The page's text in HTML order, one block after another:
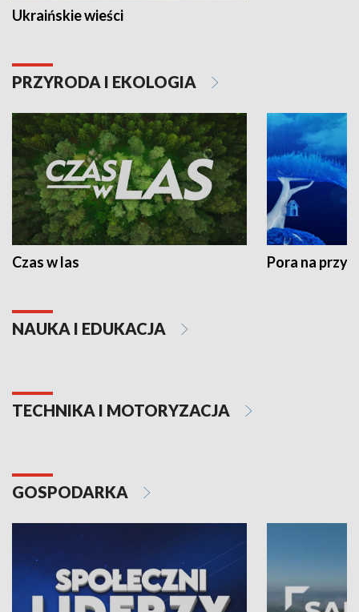
Ukraińskie wieści
PRZYRODA I EKOLOGIA
Czas w las Pora na
NAUKA I EDUKACJA
TECHNIKA I MOTORYZACJA
GOSPODARKA